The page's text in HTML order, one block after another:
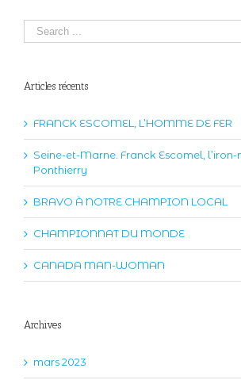
Articles récents
FRANCK ESCOMEL, L’HOMME DE FER
Seine-et-Marne. Franck Escomel,
Ponthierry
BRAVO À NOTRE CHAMPION LOCAL
CHAMPIONNAT DU MONDE
CANADA MAN-WOMAN
Archives
mars 2023